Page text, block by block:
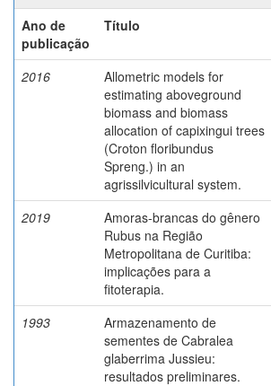
Ano de
publicação
Título
2016
Allometric models for
estimating aboveground
biomass and biomass
allocation of capixingui trees
(Croton floribundus
Spreng.) in an
agrissilvicultural system.
2019
Amoras-brancas do gênero
Rubus na Região
Metropolitana de Curitiba:
implicações para a
fitoterapia.
1993
Armazenamento de
sementes de Cabralea
glaberrima Jussieu:
resultados preliminares.